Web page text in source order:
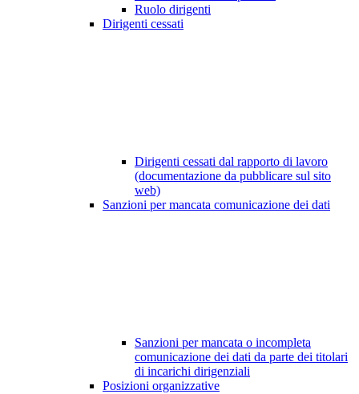
Ruolo dirigenti
Dirigenti cessati
Dirigenti cessati dal rapporto di lavoro
(documentazione da pubblicare sul sito
web)
Sanzioni per mancata comunicazione dei dati
Sanzioni per mancata o incompleta
comunicazione dei dati da parte dei titolari
di incarichi dirigenziali
Posizioni organizzative